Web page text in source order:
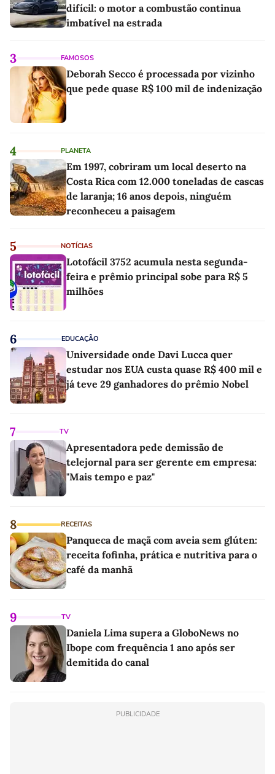
difícil: o motor a combustão continua
imbatível na estrada
3 FAMOSOS
Deborah Secco é processada por vizinho
que pede quase R$ 100 mil de indenização
4 PLANETA
Em 1997, cobriram um local deserto na
Costa Rica com 12.000 toneladas de cascas
de laranja; 16 anos depois, ninguém
reconheceu a paisagem
5 NOTÍCIAS
Lotofácil 3752 acumula nesta segunda-
feira e prêmio principal sobe para R$ 5
milhões
6 EDUCAÇÃO
Universidade onde Davi Lucca quer
estudar nos EUA custa quase R$ 400 mil e
já teve 29 ganhadores do prêmio Nobel
7 TV
Apresentadora pede demissão de
telejornal para ser gerente em empresa:
"Mais tempo e paz"
8 RECEITAS
Panqueca de maçã com aveia sem glúten:
receita fofinha, prática e nutritiva para o
café da manhã
9 TV
Daniela Lima supera a GloboNews no
Ibope com frequência 1 ano após ser
demitida do canal
PUBLICIDADE